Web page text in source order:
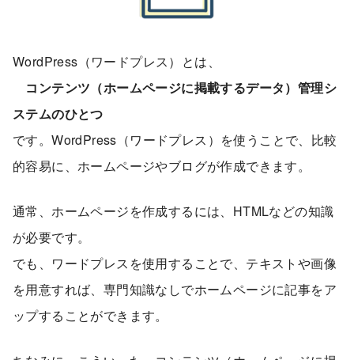
WordPress（ワードプレス）とは、
コンテンツ（ホームページに掲載するデータ）管理シ
ステムのひとつ
です。WordPress（ワードプレス）を使うことで、比較
的容易に、ホームページやブログが作成できます。
通常、ホームページを作成するには、HTMLなどの知識
が必要です。
でも、ワードプレスを使用することで、テキストや画像
を用意すれば、専門知識なしでホームページに記事をア
ップすることができます。